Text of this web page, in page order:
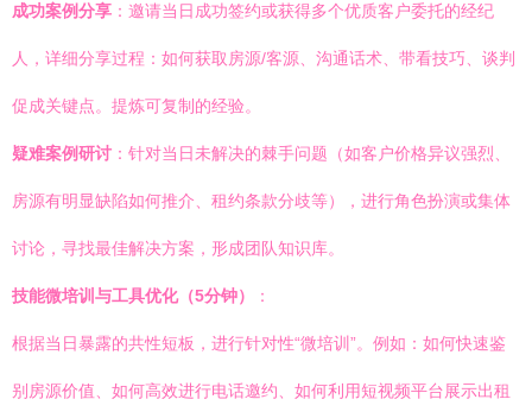
成功案例分享 ：邀请当日成功签约或获得多个优质客户委托的经纪
人，详细分享过程：如何获取房源/客源、沟通话术、带看技巧、谈判
促成关键点。提炼可复制的经验。
疑难案例研讨 ：针对当日未解决的棘手问题（如客户价格异议强烈、
房源有明显缺陷如何推介、租约条款分歧等），进行角色扮演或集体
讨论，寻找最佳解决方案，形成团队知识库。
技能微培训与工具优化（5分钟） ：
根据当日暴露的共性短板，进行针对性“微培训”。例如：如何快速鉴
别房源价值、如何高效进行电话邀约、如何利用短视频平台展示出租